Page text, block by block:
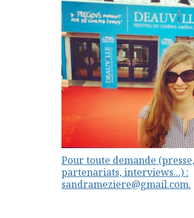
Pour toute demande
partenariats, interviews...) :
sandrameziere@gmail.com.